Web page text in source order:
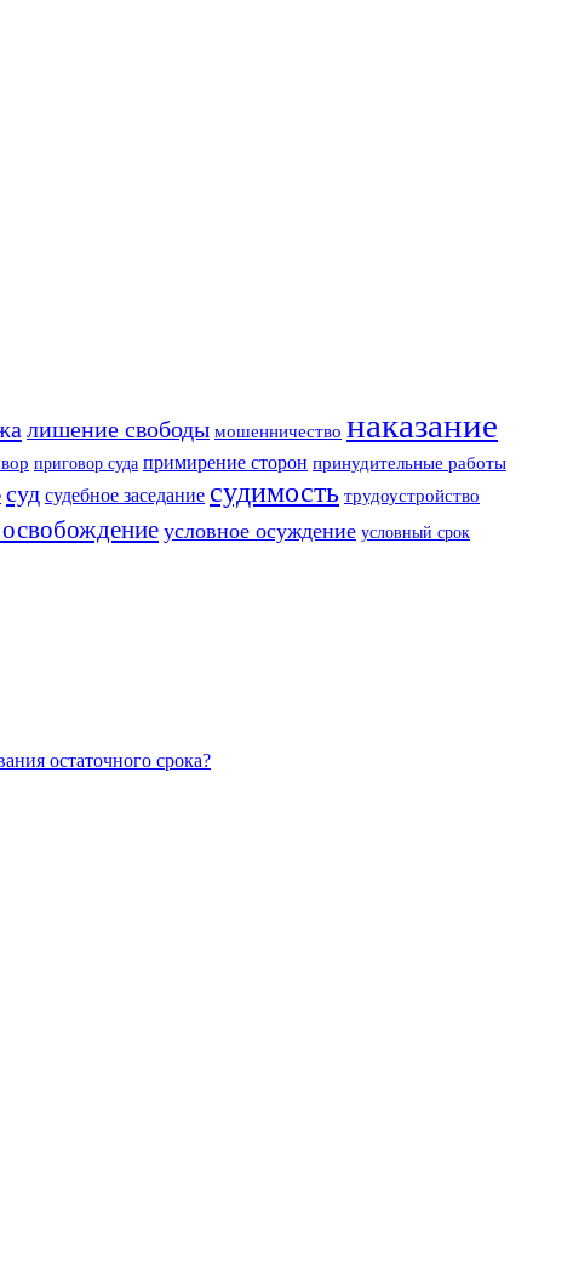
лишение свободы мошенничество наказание
приговор суда примирение сторон принудительные работы
суд судебное заседание судимость трудоустройство
условное осуждение условный срок
остаточного срока?